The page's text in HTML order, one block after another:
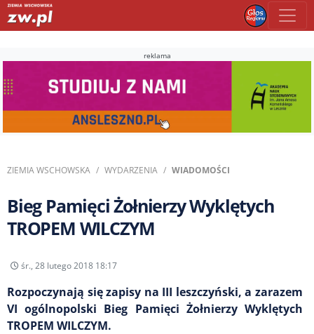
reklama
ZIEMIA WSCHOWSKA WYDARZENIA WIADOMOŚCI
Bieg Pamięci Żołnierzy Wyklętych
TROPEM WILCZYM
śr., 28 lutego 2018 18:17
Rozpoczynają się zapisy na III leszczyński, a zarazem
VI ogólnopolski Bieg Pamięci Żołnierzy Wyklętych
TROPEM WILCZYM.